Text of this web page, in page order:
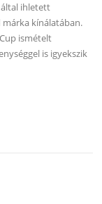
ihletett
márka kínálatában.
ismételt
is igyekszik